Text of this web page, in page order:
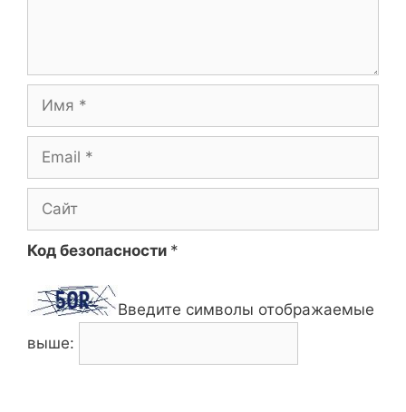
Код безопасности *
Введите символы отображаемые
выше: